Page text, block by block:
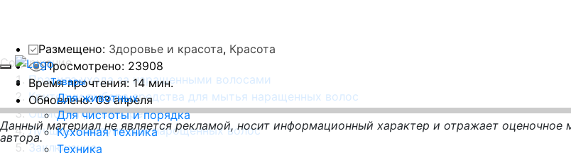
Товары
Для животных
Для чистоты и порядка
Кухонная техника
Техника
Содержание
Правила ухода за наращенными волосами
Критерии выбора средства для мытья наращенных волос
Ошибки при выборе
Лучшие шампуни для нарощенных волос
Заключение
Размещено: Здоровье и красота, Красота
Просмотрено: 23908
Время прочтения: 14 мин.
Обновлено:03 апреля
Данный материал не является рекламой, носит информационный характер и отражает оценочное
автора.